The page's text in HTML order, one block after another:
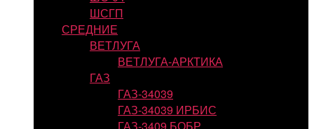
ШСГП
СРЕДНИЕ
ВЕТЛУГА
ВЕТЛУГА-АРКТИКА
ГАЗ
ГАЗ-34039
ГАЗ-34039 ИРБИС